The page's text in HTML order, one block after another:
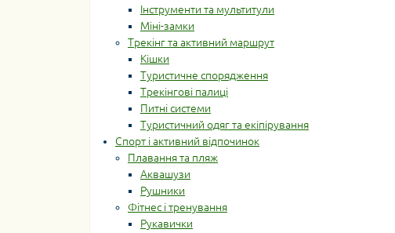
Інструменти та мультитули
Міні-замки
Трекінг та активний маршрут
Кішки
Туристичне спорядження
Трекінгові палиці
Питні системи
Туристичний одяг та екіпірування
Спорт і активний відпочинок
Плавання та пляж
Аквашузи
Рушники
Фітнес і тренування
Рукавички